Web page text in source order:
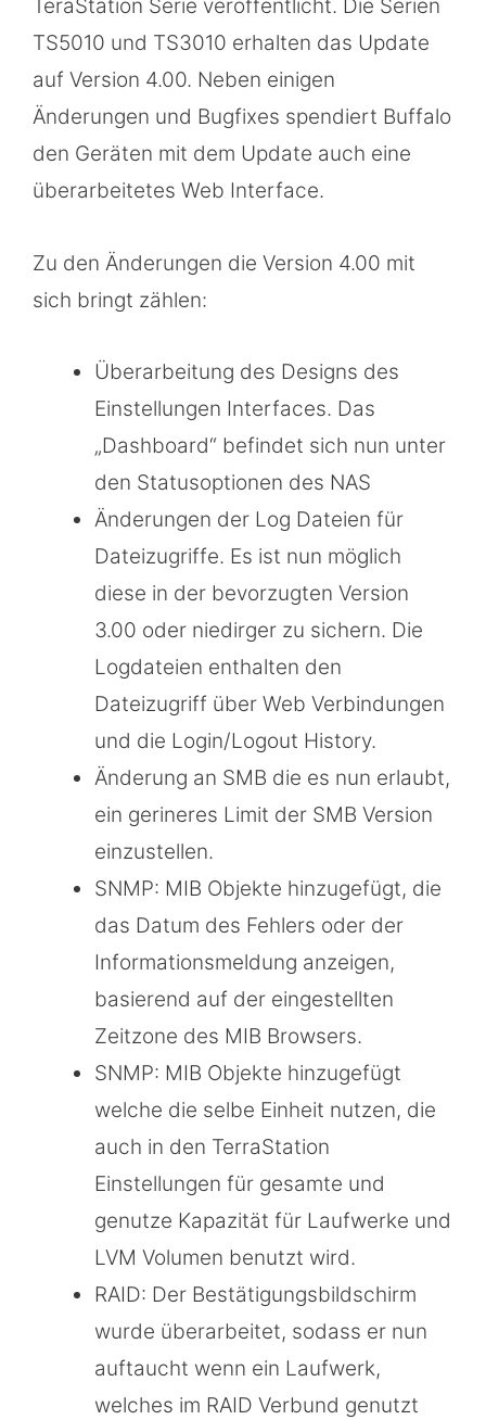
TeraStation Serie veröffentlicht. Die Serien
TS5010 und TS3010 erhalten das Update
auf Version 4.00. Neben einigen
Änderungen und Bugfixes spendiert Buffalo
den Geräten mit dem Update auch eine
überarbeitetes Web Interface.
Zu den Änderungen die Version 4.00 mit
sich bringt zählen:
Überarbeitung des Designs des
Einstellungen Interfaces. Das
„Dashboard“ befindet sich nun unter
den Statusoptionen des NAS
Änderungen der Log Dateien für
Dateizugriffe. Es ist nun möglich
diese in der bevorzugten Version
3.00 oder niedirger zu sichern. Die
Logdateien enthalten den
Dateizugriff über Web Verbindungen
und die Login/Logout History.
Änderung an SMB die es nun erlaubt,
ein gerineres Limit der SMB Version
einzustellen.
SNMP: MIB Objekte hinzugefügt, die
das Datum des Fehlers oder der
Informationsmeldung anzeigen,
basierend auf der eingestellten
Zeitzone des MIB Browsers.
SNMP: MIB Objekte hinzugefügt
welche die selbe Einheit nutzen, die
auch in den TerraStation
Einstellungen für gesamte und
genutze Kapazität für Laufwerke und
LVM Volumen benutzt wird.
RAID: Der Bestätigungsbildschirm
wurde überarbeitet, sodass er nun
auftaucht wenn ein Laufwerk,
welches im RAID Verbund genutzt